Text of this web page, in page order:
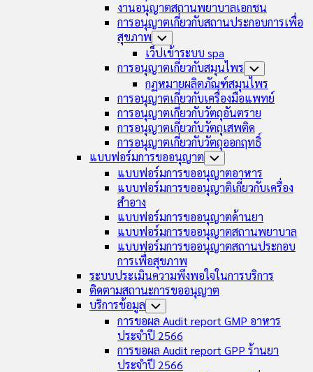
งานอนุญาตสถานพยาบาลเอกชน
การอนุญาตเกี่ยวกับสถานประกอบการเพื่อ
สุขภาพ Toggle
Child
Menu
เว็ปเข้าระบบ spa
การอนุญาตเกี่ยวกับสมุนไพร Toggle
Child
Menu
กฏหมายผลิตภัณฑ์สมุนไพร
การอนุญาตเกี่ยวกับเครื่องมือแพทย์
การอนุญาตเกี่ยวกับวัตถุอันตราย
การอนุญาตเกี่ยวกับวัตถุเสพติด
การอนุญาตเกี่ยวกับวัตถุออกฤทธิ์
แบบฟอร์มการขออนุญาต Toggle
Child
Menu
แบบฟอร์มการขออนุญาตอาหาร
แบบฟอร์มการขออนุญาติเกี่ยวกับเครื่อง
สำอาง
แบบฟอร์มการขออนุญาตด้านยา
แบบฟอร์มการขออนุญาตสถานพยาบาล
แบบฟอร์มการขออนุญาตสถานประกอบ
การเพื่อสุขภาพ
ระบบประเมินความพึงพอใจในการบริการ
ติดตามสถานะการขออนุญาต
บริการข้อมูล Toggle
Child
Menu
การขอผล Audit report GMP อาหาร
ประจำปี 2566
การขอผล Audit report GPP ร้านยา
ประจำปี 2566